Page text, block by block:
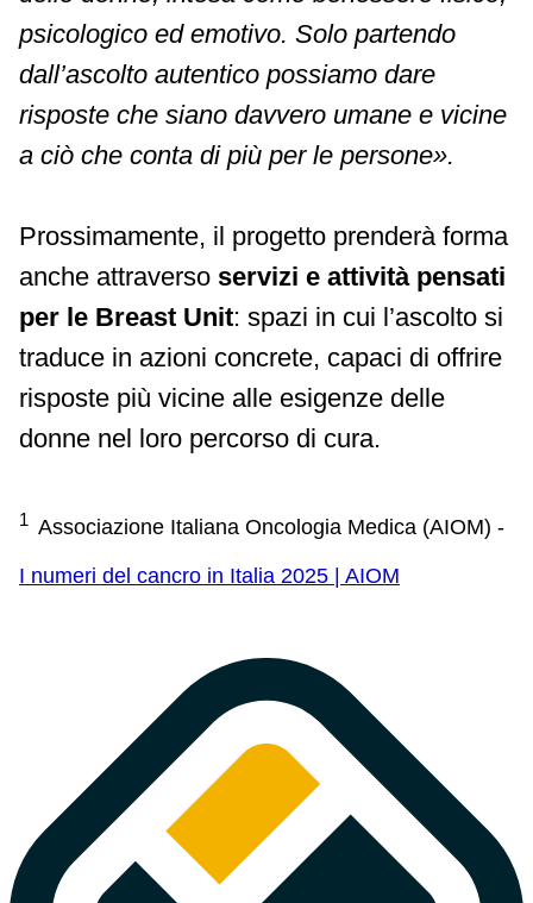
psicologico ed emotivo. Solo partendo
dall’ascolto autentico possiamo dare
risposte che siano davvero umane e vicine
a ciò che conta di più per le persone».
Prossimamente, il progetto prenderà forma
anche attraverso servizi e attività pensati
per le Breast Unit: spazi in cui l’ascolto si
traduce in azioni concrete, capaci di offrire
risposte più vicine alle esigenze delle
donne nel loro percorso di cura.
1 Associazione Italiana Oncologia Medica (AIOM) -
I numeri del cancro in Italia 2025 | AIOM